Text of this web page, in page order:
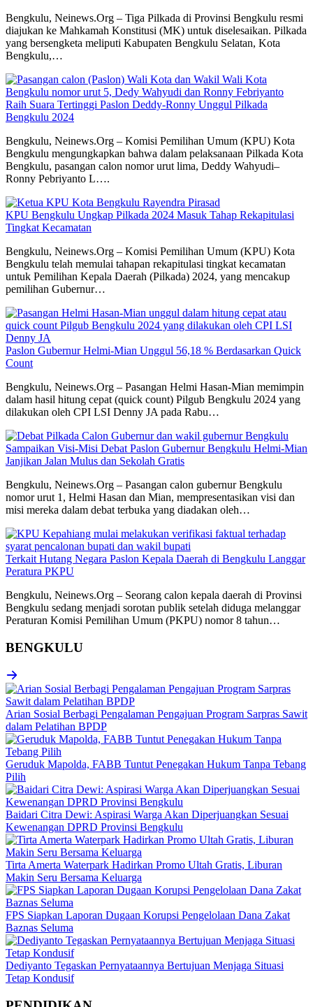
Bengkulu, Neinews.Org – Tiga Pilkada di Provinsi Bengkulu resmi
diajukan ke Mahkamah Konstitusi (MK) untuk diselesaikan. Pilkada
yang bersengketa meliputi Kabupaten Bengkulu Selatan, Kota
Bengkulu,…
Raih Suara Tertinggi Paslon Deddy-Ronny Unggul Pilkada
Bengkulu 2024
Bengkulu, Neinews.Org – Komisi Pemilihan Umum (KPU) Kota
Bengkulu mengungkapkan bahwa dalam pelaksanaan Pilkada Kota
Bengkulu, pasangan calon nomor urut lima, Deddy Wahyudi–
Ronny Pebriyanto L….
KPU Bengkulu Ungkap Pilkada 2024 Masuk Tahap Rekapitulasi
Tingkat Kecamatan
Bengkulu, Neinews.Org – Komisi Pemilihan Umum (KPU) Kota
Bengkulu telah memulai tahapan rekapitulasi tingkat kecamatan
untuk Pemilihan Kepala Daerah (Pilkada) 2024, yang mencakup
pemilihan Gubernur…
Paslon Gubernur Helmi-Mian Unggul 56,18 % Berdasarkan Quick
Count
Bengkulu, Neinews.Org – Pasangan Helmi Hasan-Mian memimpin
dalam hasil hitung cepat (quick count) Pilgub Bengkulu 2024 yang
dilakukan oleh CPI LSI Denny JA pada Rabu…
Sampaikan Visi-Misi Debat Paslon Gubernur Bengkulu Helmi-Mian
Janjikan Jalan Mulus dan Sekolah Gratis
Bengkulu, Neinews.Org – Pasangan calon gubernur Bengkulu
nomor urut 1, Helmi Hasan dan Mian, mempresentasikan visi dan
misi mereka dalam debat terbuka yang diadakan oleh…
Terkait Hutang Negara Paslon Kepala Daerah di Bengkulu Langgar
Peratura PKPU
Bengkulu, Neinews.Org – Seorang calon kepala daerah di Provinsi
Bengkulu sedang menjadi sorotan publik setelah diduga melanggar
Peraturan Komisi Pemilihan Umum (PKPU) nomor 8 tahun…
BENGKULU
Arian Sosial Berbagi Pengalaman Pengajuan Program Sarpras Sawit
dalam Pelatihan BPDP
Geruduk Mapolda, FABB Tuntut Penegakan Hukum Tanpa Tebang
Pilih
Baidari Citra Dewi: Aspirasi Warga Akan Diperjuangkan Sesuai
Kewenangan DPRD Provinsi Bengkulu
Tirta Amerta Waterpark Hadirkan Promo Ultah Gratis, Liburan
Makin Seru Bersama Keluarga
FPS Siapkan Laporan Dugaan Korupsi Pengelolaan Dana Zakat
Baznas Seluma
Dediyanto Tegaskan Pernyataannya Bertujuan Menjaga Situasi
Tetap Kondusif